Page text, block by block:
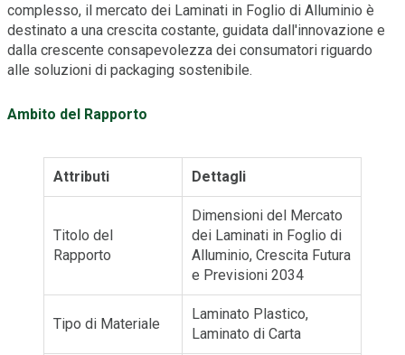
complesso, il mercato dei Laminati in Foglio di Alluminio è
destinato a una crescita costante, guidata dall'innovazione e
dalla crescente consapevolezza dei consumatori riguardo
alle soluzioni di packaging sostenibile.
Ambito del Rapporto
Attributi Dettagli
Titolo del
Rapporto
Dimensioni del Mercato
dei Laminati in Foglio di
Alluminio, Crescita Futura
e Previsioni 2034
Tipo di Materiale
Laminato Plastico,
Laminato di Carta